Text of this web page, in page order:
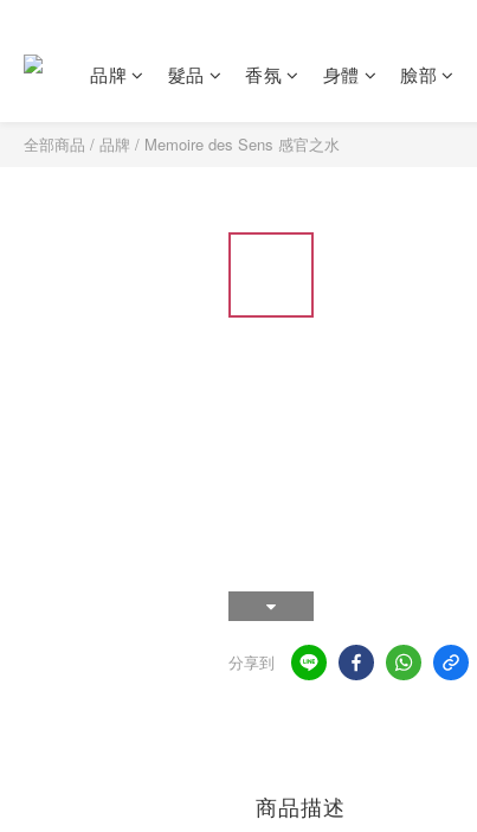
品牌 髮品 香氛 身體 臉部
全部商品 / 品牌 / Memoire des Sens 感官之水
分享到
商品描述